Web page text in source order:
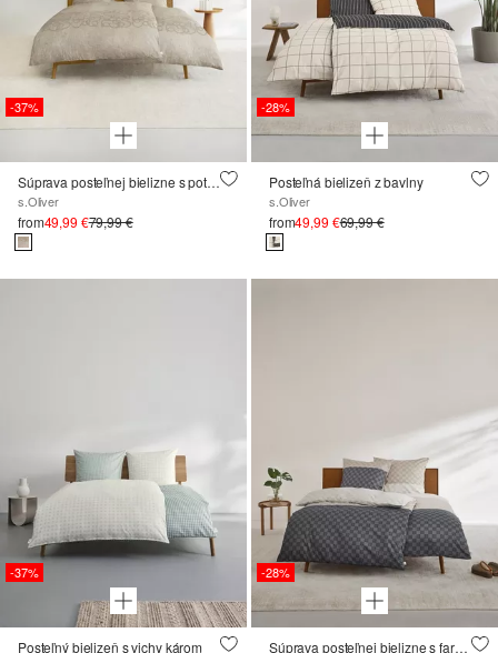
-37%
Súprava posteľnej bielizne s potlačou loga
s.Oliver
from49,99 €79,99 €
-28%
Posteľná bielizeň z bavlny
s.Oliver
from49,99 €69,99 €
-37%
Posteľný bielizeň s vichy károm
-28%
Súprava posteľnej bielizne s farebným blokovaním a kockami